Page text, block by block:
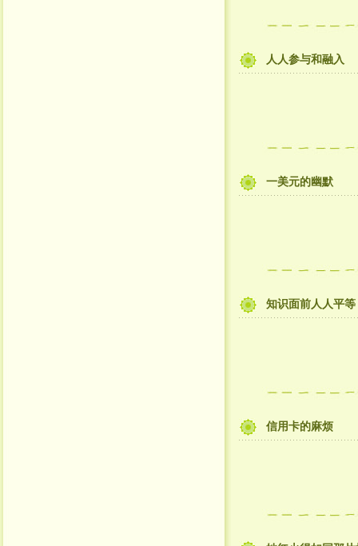
人人参与和融入
一美元的幽默
知识面前人人平等
信用卡的麻烦